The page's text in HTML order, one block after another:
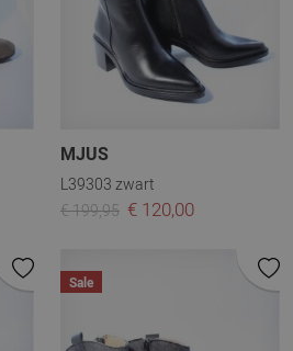
MJUS
L39303 zwart
€ 199,95 € 120,00
Sale